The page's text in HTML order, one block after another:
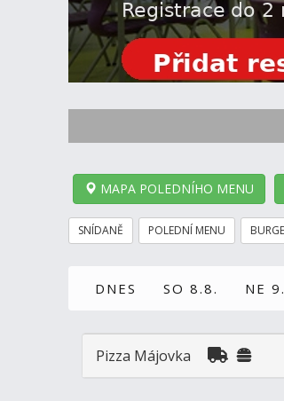
MAPA POLEDNÍHO MENU
SNÍDANĚ POLEDNÍ MENU
DNES SO 8.8. NE
Pizza Májovka